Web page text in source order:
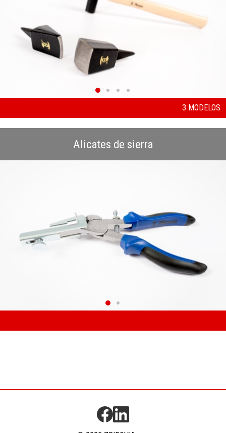
3 MODELOS
Alicates de sierra